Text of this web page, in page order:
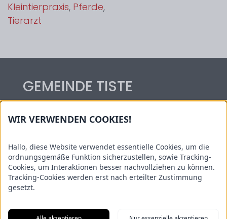
Kleintierpraxis, Pferde,
Tierarzt
GEMEINDE TISTE
27419 Tiste
Kontakt: gemeinde@tiste.de
Informationen
Sehenswertes
Kindertagesstätte Wiesenwichtel
WIR VERWENDEN COOKIES!
Hallo, diese Website verwendet essentielle Cookies, um die
ordnungsgemäße Funktion sicherzustellen, sowie Tracking-
Cookies, um Interaktionen besser nachvollziehen zu können.
Tracking-Cookies werden erst nach erteilter Zustimmung
gesetzt.